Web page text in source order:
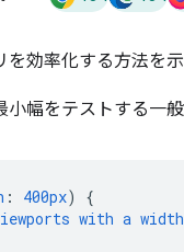
効率化する方法を示
小幅をテストする一
: 400px)
{
with a width